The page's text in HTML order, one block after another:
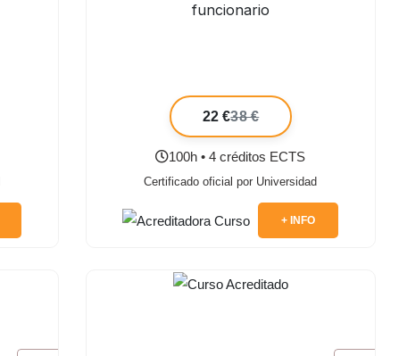
funcionario
22 €38 €
100h • 4 créditos ECTS
Certificado oficial por Universidad
+ INFO